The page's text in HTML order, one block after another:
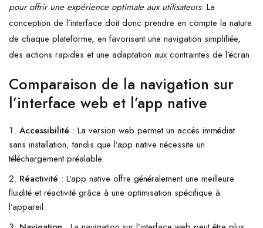
pour offrir une expérience optimale aux utilisateurs. La
conception de l’interface doit donc prendre en compte la nature
de chaque plateforme, en favorisant une navigation simplifiée,
des actions rapides et une adaptation aux contraintes de l’écran.
Comparaison de la navigation sur
l’interface web et l’app native
Accessibilité : La version web permet un accès immédiat
sans installation, tandis que l’app native nécessite un
téléchargement préalable.
Réactivité : L’app native offre généralement une meilleure
fluidité et réactivité grâce à une optimisation spécifique à
l’appareil.